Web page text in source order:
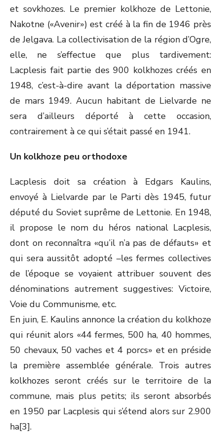
et sovkhozes. Le premier kolkhoze de Lettonie,
Nakotne («Avenir») est créé à la fin de 1946 près
de Jelgava. La collectivisation de la région d’Ogre,
elle, ne s’effectue que plus tardivement:
Lacplesis fait partie des 900 kolkhozes créés en
1948, c’est-à-dire avant la déportation massive
de mars 1949. Aucun habitant de Lielvarde ne
sera d’ailleurs déporté à cette occasion,
contrairement à ce qui s’était passé en 1941.
Un kolkhoze peu orthodoxe
Lacplesis doit sa création à Edgars Kaulins,
envoyé à Lielvarde par le Parti dès 1945, futur
député du Soviet suprême de Lettonie. En 1948,
il propose le nom du héros national Lacplesis,
dont on reconnaîtra «qu’il n’a pas de défauts» et
qui sera aussitôt adopté –les fermes collectives
de l’époque se voyaient attribuer souvent des
dénominations autrement suggestives: Victoire,
Voie du Communisme, etc.
En juin, E. Kaulins annonce la création du kolkhoze
qui réunit alors «44 fermes, 500 ha, 40 hommes,
50 chevaux, 50 vaches et 4 porcs» et en préside
la première assemblée générale. Trois autres
kolkhozes seront créés sur le territoire de la
commune, mais plus petits; ils seront absorbés
en 1950 par Lacplesis qui s’étend alors sur 2.900
ha[3].